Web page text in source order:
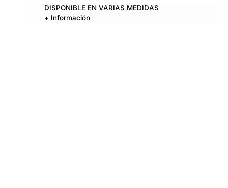
DISPONIBLE EN VARIAS MEDIDAS
+ Información